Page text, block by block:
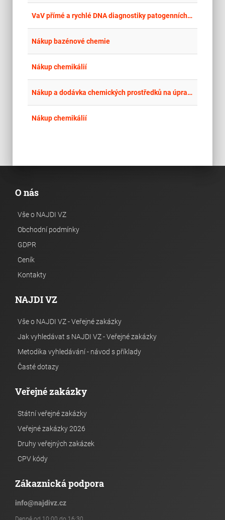
VaV přímé a rychlé DNA diagnostiky patogenních bakterií ve společnosti Protean s.r.o.
Nákup bazénové chemie
Nákup chemikálií
Nákup a dodávka chemických prostředků na úpravu bazénové vody a servisní práce na chlorovém hospodářství
Nákup chemikálií
O nás
Vše o NAJDI VZ
Obchodní podmínky
GDPR
Ceník
Kontakty
NAJDI VZ
Vše o NAJDI VZ - Veřejné zakázky
Jak vyhledávat s NAJDI VZ - Veřejné zakázky
Metodika vyhledávání - návod s příklady
Časté dotazy
Veřejné zakázky
Státní veřejné zakázky
Veřejné zakázky 2026
Druhy veřejných zakázek
CPV kódy
Zákaznická podpora
info@najdivz.cz